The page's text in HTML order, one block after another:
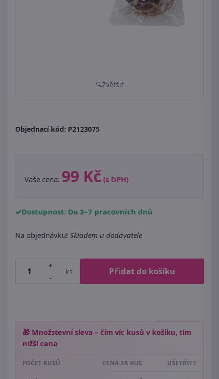
Zvětšit
Objednací kód: P2123075
Vaše cena: 99 Kč (s DPH)
Dostupnost: Do 3–7 pracovních dnů
Na objednávku! Skladem u dodavatele
+
-
ks Přidat do košíku
🎁 Množstevní sleva – čím víc kusů v košíku, tím
nižší cena
POČET KUSŮ CENA ZA KUS UŠETŘÍTE